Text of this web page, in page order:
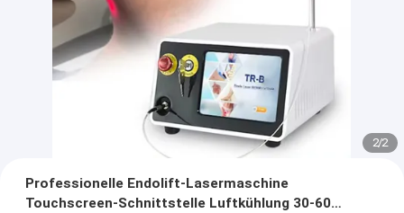
2/2
Professionelle Endolift-Lasermaschine
Touchscreen-Schnittstelle Luftkühlung 30-60